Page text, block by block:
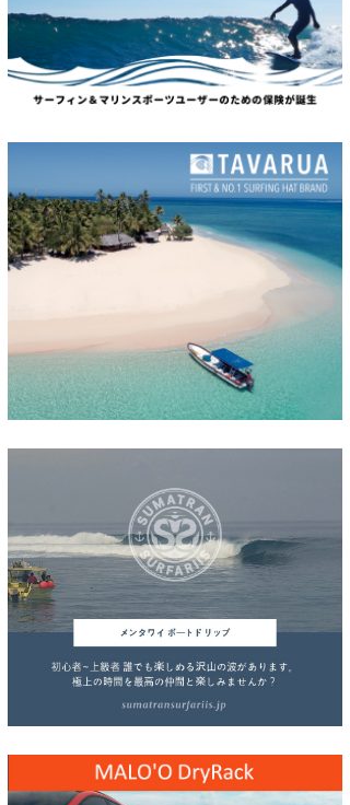
ハンマー
まっきー
三輪予報士
小川予報士
上田純子
上條将美
ゴン
米山予報士
banpaku
Mr.K
Romisea